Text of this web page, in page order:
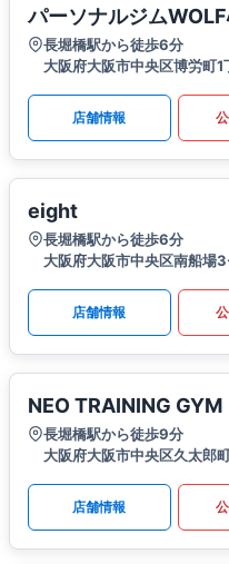
パーソナルジム
長堀橋駅から徒歩6分
大阪府大阪市中央区博労町
店舗情報
eight
長堀橋駅から徒歩6分
大阪府大阪市中央区南船
店舗情報
NEO TRAINING GYM
長堀橋駅から徒歩9分
大阪府大阪市中央区久太郎
店舗情報